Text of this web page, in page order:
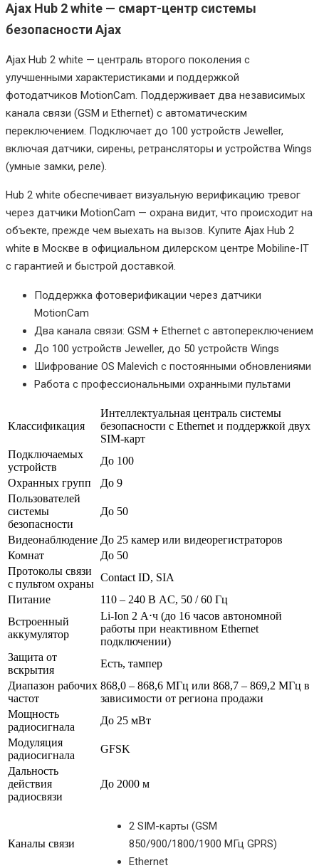
Ajax Hub 2 white — смарт-центр системы
безопасности Ajax
Ajax Hub 2 white — централь второго поколения с
улучшенными характеристиками и поддержкой
фотодатчиков MotionCam. Поддерживает два независимых
канала связи (GSM и Ethernet) с автоматическим
переключением. Подключает до 100 устройств Jeweller,
включая датчики, сирены, ретрансляторы и устройства Wings
(умные замки, реле).
Hub 2 white обеспечивает визуальную верификацию тревог
через датчики MotionCam — охрана видит, что происходит на
объекте, прежде чем выехать на вызов. Купите Ajax Hub 2
white в Москве в официальном дилерском центре Mobiline-IT
с гарантией и быстрой доставкой.
Поддержка фотоверификации через датчики
MotionCam
Два канала связи: GSM + Ethernet с автопереключением
До 100 устройств Jeweller, до 50 устройств Wings
Шифрование OS Malevich с постоянными обновлениями
Работа с профессиональными охранными пультами
Классификация
Интеллектуальная централь системы
безопасности с Ethernet и поддержкой двух
SIM-карт
Подключаемых
устройств
До 100
Охранных групп
До 9
Пользователей
системы
безопасности
До 50
Видеонаблюдение До 25 камер или видеорегистраторов
Комнат
До 50
Протоколы связи
с пультом охраны
Contact ID, SIA
Питание
110 – 240 В AC, 50 / 60 Гц
Встроенный
аккумулятор
Li-Ion 2 А⋅ч (до 16 часов автономной
работы при неактивном Ethernet
подключении)
Защита от
вскрытия
Есть, тампер
Диапазон рабочих
частот
868,0 – 868,6 МГц или 868,7 – 869,2 МГц в
зависимости от региона продажи
Мощность
радиосигнала
До 25 мВт
Модуляция
радиосигнала
GFSK
Дальность
действия
радиосвязи
До 2000 м
Каналы связи
2 SIM-карты (GSM
850/900/1800/1900 МГц GPRS)
Ethernet